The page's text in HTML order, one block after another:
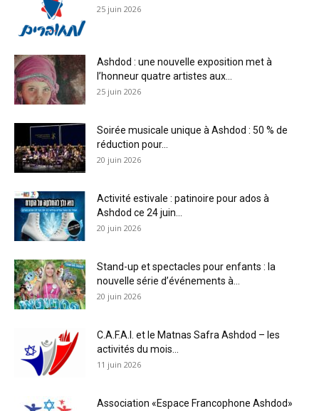
25 juin 2026
Ashdod : une nouvelle exposition met à
l’honneur quatre artistes aux...
25 juin 2026
Soirée musicale unique à Ashdod : 50 % de
réduction pour...
20 juin 2026
Activité estivale : patinoire pour ados à
Ashdod ce 24 juin...
20 juin 2026
Stand-up et spectacles pour enfants : la
nouvelle série d’événements à...
20 juin 2026
C.A.F.A.I. et le Matnas Safra Ashdod – les
activités du mois...
11 juin 2026
Association «Espace Francophone Ashdod»